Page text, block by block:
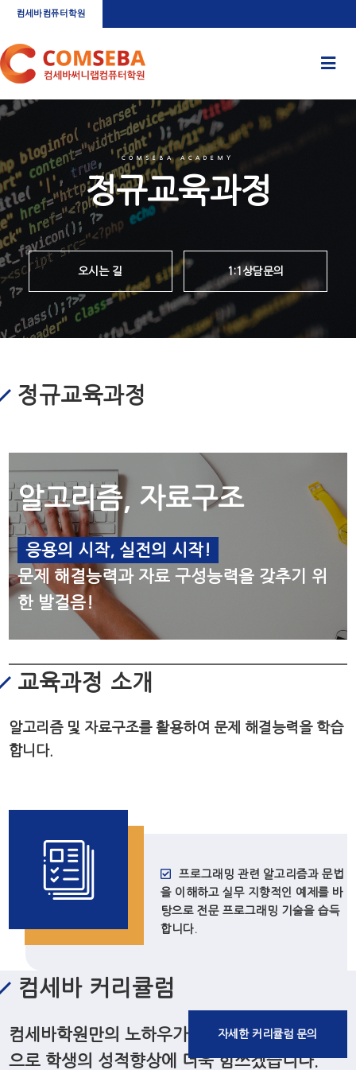
컴세바컴퓨터학원
COMSEBA ACADEMY
정규교육과정
오시는 길 1:1상담문의
정규교육과정
알고리즘, 자료구조
응용의 시작, 실전의 시작!
문제 해결능력과 자료 구성능력을 갖추기 위
한 발걸음!
교육과정 소개
알고리즘 및 자료구조를 활용하여 문제 해결능력을 학습
합니다.
프로그래밍 관련 알고리즘과 문법
을 이해하고 실무 지향적인 예제를 바
탕으로 전문 프로그래밍 기술을 습득
합니다.
컴세바 커리큘럼
컴세바학원만의 노하우가 담긴 탄탄한 커리큘럼
으로 학생의 성적향상에 더욱 힘쓰겠습니다.
자세한 커리큘럼 문의